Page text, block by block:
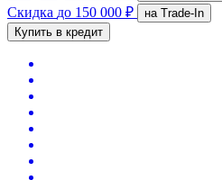
Скидка до 150 000 ₽
на Trade-In
Купить в кредит